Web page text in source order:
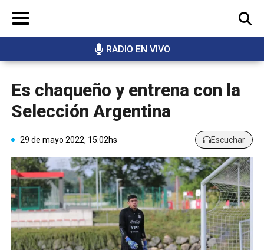
RADIO EN VIVO
BUSCAR
Es chaqueño y entrena con la
Selección Argentina
29 de mayo 2022, 15:02hs Escuchar